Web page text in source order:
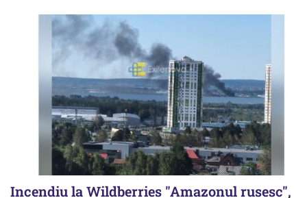
Incendiu la Wildberries "Amazonul rusesc",